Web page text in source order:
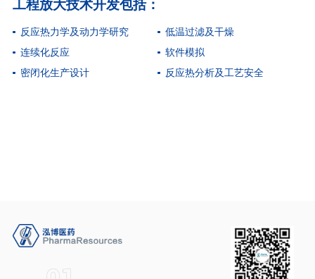
工程放大技术开发包括：
反应热力学及动力学研究
低温过滤及干燥
连续化反应
软件模拟
密闭化生产设计
反应热分析及工艺安全